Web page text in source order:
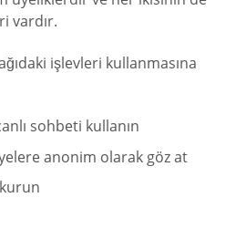
vardır.
işlevleri kullanmasına
sohbeti kullanın
anonim olarak göz at